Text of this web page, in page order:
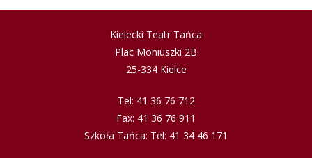
Kielecki Teatr Tańca
Plac Moniuszki 2B
25-334 Kielce
Tel: 41 36 76 712
Fax: 41 36 76 911
Szkoła Tańca: Tel: 41 34 46 171